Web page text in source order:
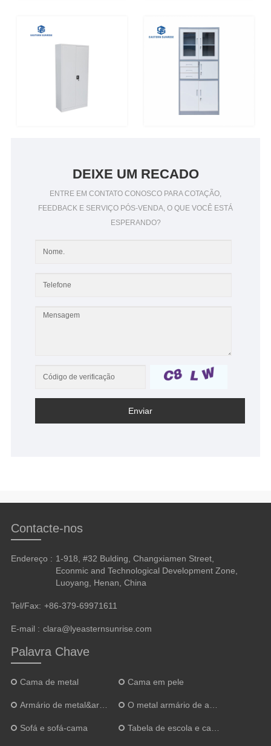
DEIXE UM RECADO
ENTRE EM CONTATO CONOSCO PARA COTAÇÃO,
FEEDBACK E SERVIÇO PÓS-VENDA, O QUE VOCÊ ESTÁ
ESPERANDO?
Enviar
Contacte-nos
Endereço : 1-918, #32 Bulding, Changxiamen Street,
Econmic and Technological Development Zone,
Luoyang, Henan, China
Tel/Fax: +86-379-69971611
E-mail : clara@lyeasternsunrise.com
Palavra Chave
Cama de metal Cama em pele
Armário de metal&armário O metal armário de arquivos
Sofá e sofá-cama Tabela de escola e cadeira